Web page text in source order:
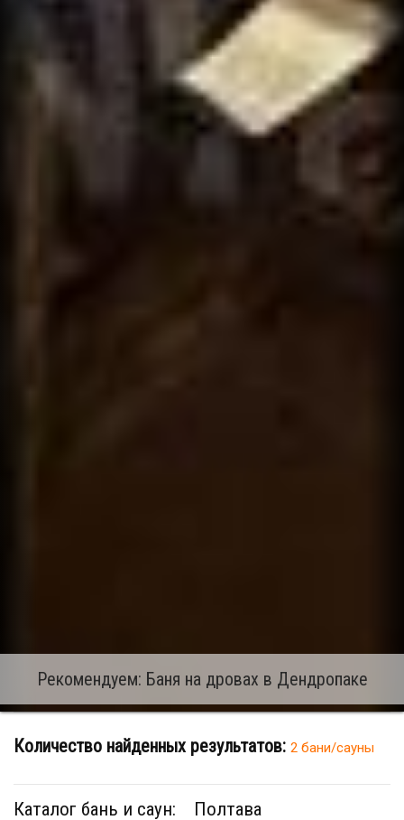
Рекомендуем: Баня на дровах в Дендропаке
Количество найденных результатов: 2 бани/сауны
Каталог бань и саун: Полтава